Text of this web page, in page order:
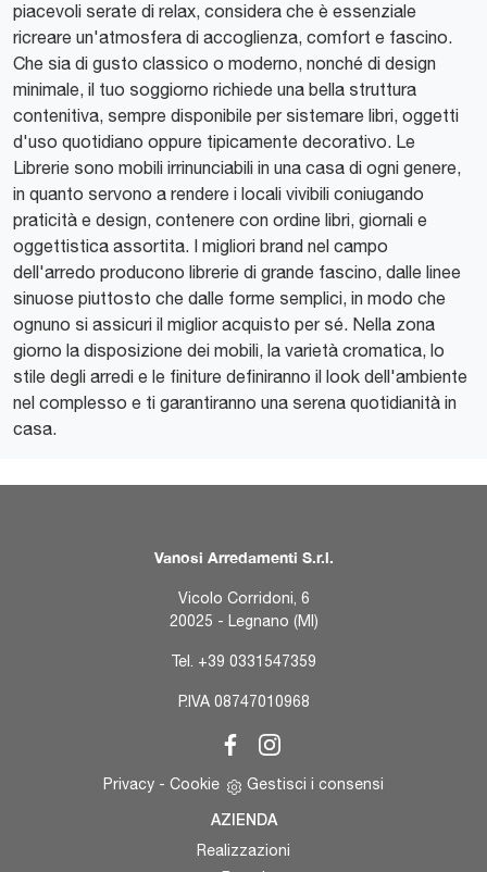
piacevoli serate di relax, considera che è essenziale
ricreare un'atmosfera di accoglienza, comfort e fascino.
Che sia di gusto classico o moderno, nonché di design
minimale, il tuo soggiorno richiede una bella struttura
contenitiva, sempre disponibile per sistemare libri, oggetti
d'uso quotidiano oppure tipicamente decorativo. Le
Librerie sono mobili irrinunciabili in una casa di ogni genere,
in quanto servono a rendere i locali vivibili coniugando
praticità e design, contenere con ordine libri, giornali e
oggettistica assortita. I migliori brand nel campo
dell'arredo producono librerie di grande fascino, dalle linee
sinuose piuttosto che dalle forme semplici, in modo che
ognuno si assicuri il miglior acquisto per sé. Nella zona
giorno la disposizione dei mobili, la varietà cromatica, lo
stile degli arredi e le finiture definiranno il look dell'ambiente
nel complesso e ti garantiranno una serena quotidianità in
casa.
Vanosi Arredamenti S.r.l.
Vicolo Corridoni, 6
20025 - Legnano (MI)
Tel. +39 0331547359
P.IVA 08747010968
Privacy - Cookie Gestisci i consensi
AZIENDA
Realizzazioni